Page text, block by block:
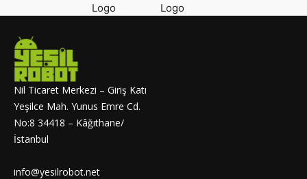
Nil Ticaret Merkezi – Giriş Katı
Yeşilce Mah. Yunus Emre Cd.
No:8 34418 – Kâğıthane/
İstanbul
info@yesilrobot.net